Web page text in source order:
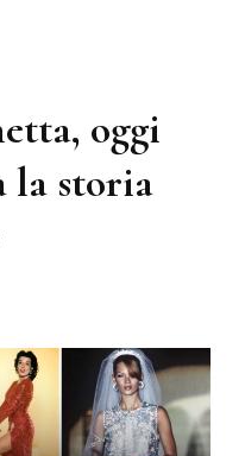
oggi
la storia